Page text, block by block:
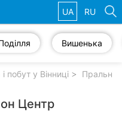
UA RU
Вишенька
побут у Вінниці Пральні,
Центр